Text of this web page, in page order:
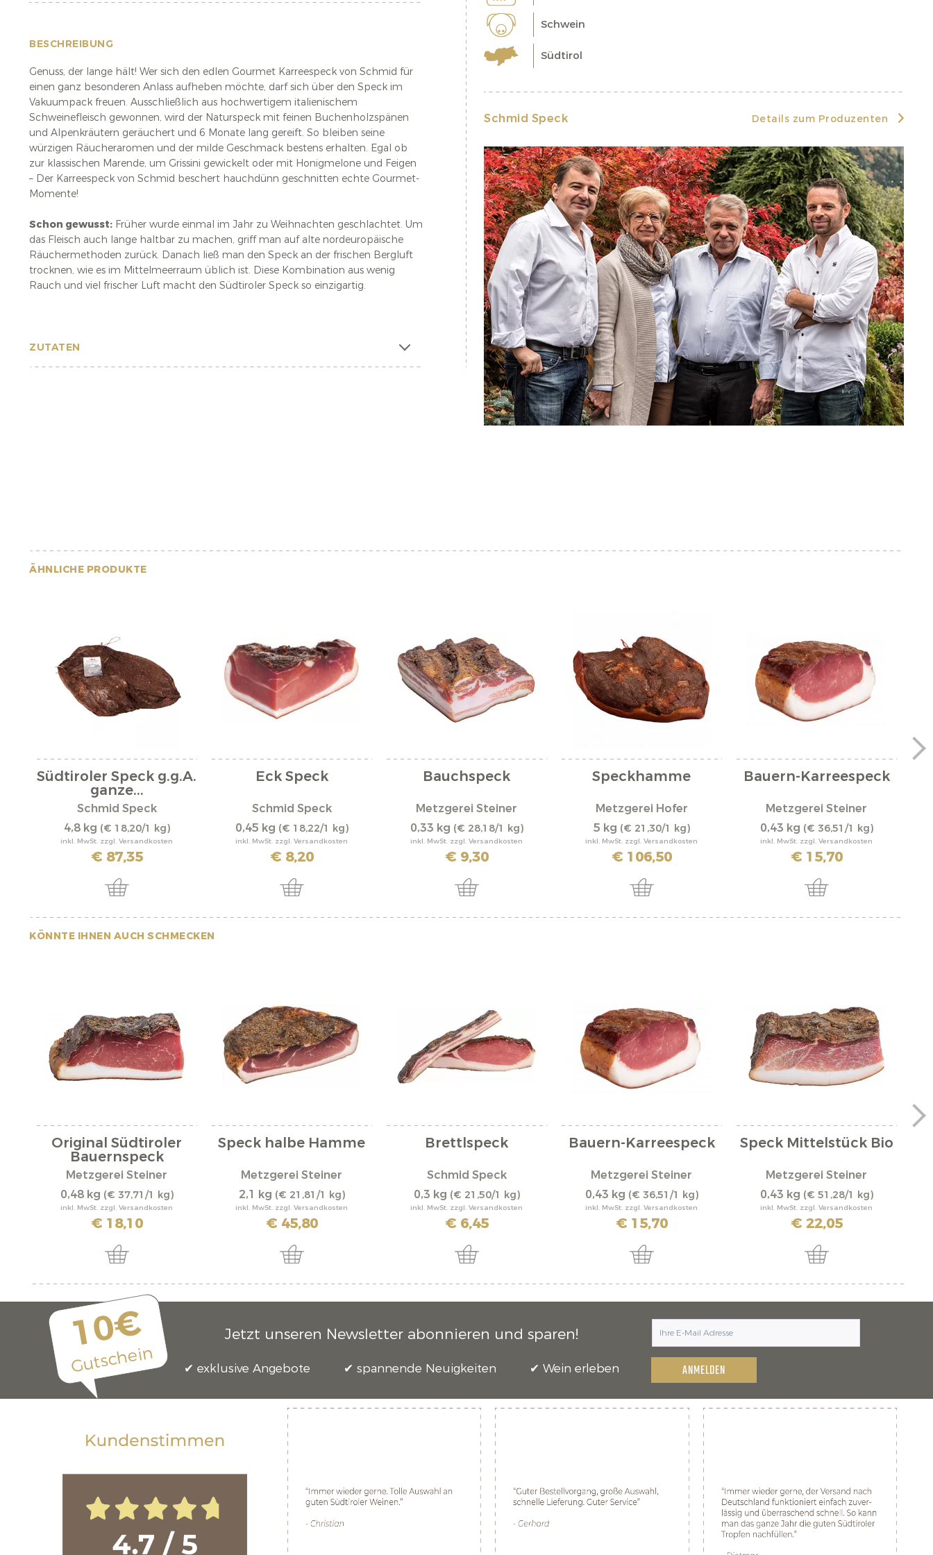
BESCHREIBUNG
Genuss, der lange hält! Wer sich den edlen Gourmet Karreespeck von Schmid für
einen ganz besonderen Anlass aufheben möchte, darf sich über den Speck im
Vakuumpack freuen. Ausschließlich aus hochwertigem italienischem
Schweinefleisch gewonnen, wird der Naturspeck mit feinen Buchenholzspänen
und Alpenkräutern geräuchert und 6 Monate lang gereift. So bleiben seine
würzigen Räucheraromen und der milde Geschmack bestens erhalten. Egal ob
zur klassischen Marende, um Grissini gewickelt oder mit Honigmelone und Feigen
– Der Karreespeck von Schmid beschert hauchdünn geschnitten echte Gourmet-
Momente!
Schon gewusst: Früher wurde einmal im Jahr zu Weihnachten geschlachtet. Um
das Fleisch auch lange haltbar zu machen, griff man auf alte nordeuropäische
Räuchermethoden zurück. Danach ließ man den Speck an der frischen Bergluft
trocknen, wie es im Mittelmeerraum üblich ist. Diese Kombination aus wenig
Rauch und viel frischer Luft macht den Südtiroler Speck so einzigartig.
ZUTATEN
Schwein
Südtirol
Schmid Speck Details zum Produzenten
ÄHNLICHE PRODUKTE
Südtiroler Speck g.g.A.
ganze...
Schmid Speck
4,8 kg (€ 18,20/1 kg)
inkl. MwSt. zzgl. Versandkosten
€ 87,35
Eck Speck
Schmid Speck
0,45 kg (€ 18,22/1 kg)
inkl. MwSt. zzgl. Versandkosten
€ 8,20
Bauchspeck
Metzgerei Steiner
0,33 kg (€ 28,18/1 kg)
inkl. MwSt. zzgl. Versandkosten
€ 9,30
Speckhamme
Metzgerei Hofer
5 kg (€ 21,30/1 kg)
inkl. MwSt. zzgl. Versandkosten
€ 106,50
Bauern-Karreespeck
Metzgerei Steiner
0,43 kg (€ 36,51/1 kg)
inkl. MwSt. zzgl. Versandkosten
€ 15,70
KÖNNTE IHNEN AUCH SCHMECKEN
Original Südtiroler
Bauernspeck
Metzgerei Steiner
0,48 kg (€ 37,71/1 kg)
inkl. MwSt. zzgl. Versandkosten
€ 18,10
Speck halbe Hamme
Metzgerei Steiner
2,1 kg (€ 21,81/1 kg)
inkl. MwSt. zzgl. Versandkosten
€ 45,80
Brettlspeck
Schmid Speck
0,3 kg (€ 21,50/1 kg)
inkl. MwSt. zzgl. Versandkosten
€ 6,45
Bauern-Karreespeck
Metzgerei Steiner
0,43 kg (€ 36,51/1 kg)
inkl. MwSt. zzgl. Versandkosten
€ 15,70
Speck Mittelstück Bio
Metzgerei Steiner
0,43 kg (€ 51,28/1 kg)
inkl. MwSt. zzgl. Versandkosten
€ 22,05
10€
Gutschein
Jetzt unseren Newsletter abonnieren und sparen!
exklusive Angebote spannende Neuigkeiten Wein erleben ANMELDEN